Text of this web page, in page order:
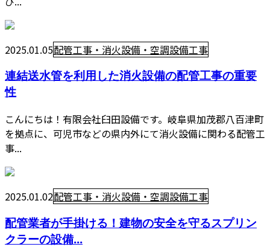
2025.01.05配管工事・消火設備・空調設備工事
連結送水管を利用した消火設備の配管工事の重要
性
こんにちは！有限会社臼田設備です。岐阜県加茂郡八百津町
を拠点に、可児市などの県内外にて消火設備に関わる配管工
事...
2025.01.02配管工事・消火設備・空調設備工事
配管業者が手掛ける！建物の安全を守るスプリン
クラーの設備...